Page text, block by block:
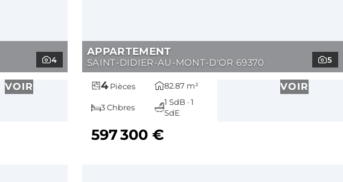
4
VOIR
5
APPARTEMENT
SAINT-DIDIER-AU-MONT-D'OR 69370
4Pièces 82.87 m²
3 Chbres
1 SdB · 1
SdE
597 300 €
VOIR